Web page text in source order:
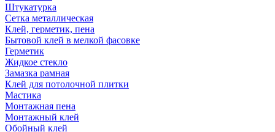
Штукатурка
Сетка металлическая
Клей, герметик, пена
Бытовой клей в мелкой фасовке
Герметик
Жидкое стекло
Замазка рамная
Клей для потолочной плитки
Мастика
Монтажная пена
Монтажный клей
Обойный клей